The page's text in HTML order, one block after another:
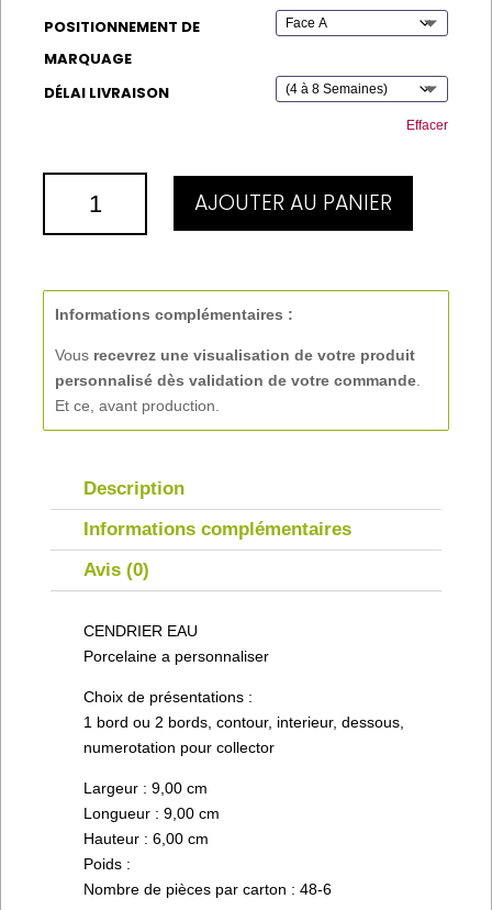
POSITIONNEMENT DE
MARQUAGE
DÉLAI LIVRAISON
Effacer
CENDRIER
AJOUTER AU PANIER
Informations complémentaires :
Vous recevrez une visualisation de votre produit
personnalisé dès validation de votre commande
Et ce, avant production.
Description
Informations complémentaires
Avis (0)
CENDRIER EAU
Porcelaine a personnaliser
Choix de présentations :
1 bord ou 2 bords, contour, interieur, dessous,
numerotation pour collector
Largeur : 9,00 cm
Longueur : 9,00 cm
Hauteur : 6,00 cm
Poids :
Nombre de pièces par carton : 48-6